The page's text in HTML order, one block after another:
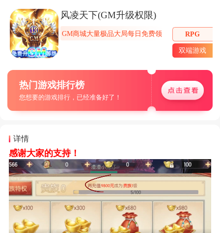
风凌天下(GM升级权限)
GM商城大量极品大局每日免费领 RPG
双端游戏
热门游戏排行榜
您想要的游戏排行，已经准备好了！
详情
感谢大家的支持！